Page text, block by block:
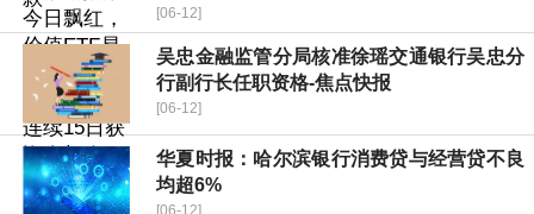
[06-12]
吴忠金融监管分局核准徐瑶交通银行吴忠分
行副行长任职资格-焦点快报
[06-12]
华夏时报：哈尔滨银行消费贷与经营贷不良
均超6%
[06-12]